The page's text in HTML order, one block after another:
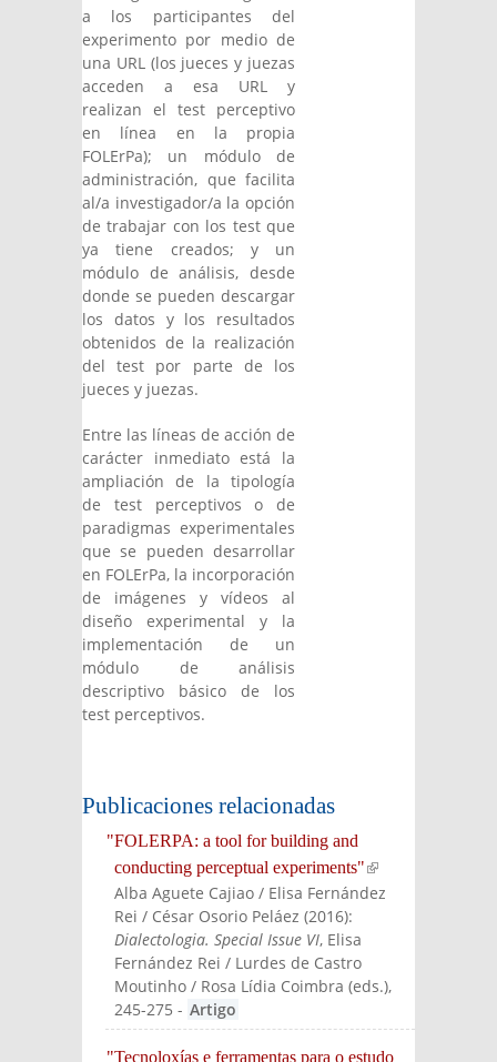
a los participantes del
experimento por medio de
una URL (los jueces y juezas
acceden a esa URL y
realizan el test perceptivo
en línea en la propia
FOLErPa); un módulo de
administración, que facilita
al/a investigador/a la opción
de trabajar con los test que
ya tiene creados; y un
módulo de análisis, desde
donde se pueden descargar
los datos y los resultados
obtenidos de la realización
del test por parte de los
jueces y juezas.
Entre las líneas de acción de
carácter inmediato está la
ampliación de la tipología
de test perceptivos o de
paradigmas experimentales
que se pueden desarrollar
en FOLErPa, la incorporación
de imágenes y vídeos al
diseño experimental y la
implementación de un
módulo de análisis
descriptivo básico de los
test perceptivos.
Publicaciones relacionadas
"FOLERPA: a tool for building and
conducting perceptual experiments"(link is
externa
Alba Aguete Cajiao / Elisa Fernández
Rei / César Osorio Peláez(2016):
Dialectologia. Special Issue VI, Elisa
Fernández Rei / Lurdes de Castro
Moutinho / Rosa Lídia Coimbra (eds.),
245-275 - Artigo
"Tecnoloxías e ferramentas para o estudo